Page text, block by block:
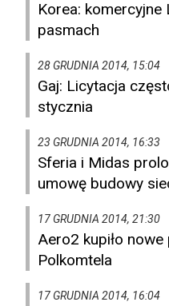
Korea: komercyjne
pasmach
28 GRUDNIA 2014, 15:04
Gaj: Licytacja
stycznia
23 GRUDNIA 2014, 16:33
Sferia i Midas
umowę budowy
17 GRUDNIA 2014, 21:30
Aero2 kupiło
Polkomtela
17 GRUDNIA 2014, 16:04